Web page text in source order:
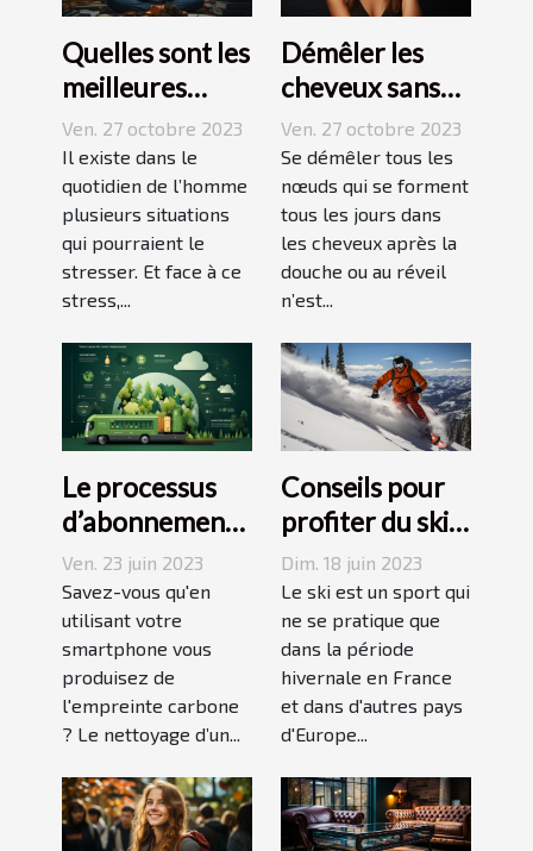
Quelles sont les
meilleures
techniques
pour vaincre le
stress ?
Ven. 27 octobre 2023
Il existe dans le
quotidien de l’homme
plusieurs situations
qui pourraient le
stresser. Et face à ce
stress,...
Démêler les
cheveux sans
difficulté et
sans douleur :
comment s’y
prendre ?
Ven. 27 octobre 2023
Se démêler tous les
nœuds qui se forment
tous les jours dans
les cheveux après la
douche ou au réveil
n’est...
Le processus
d’abonnement
et de réduction
de votre
empreinte
carbone avec
un forfait
mobile
Ven. 23 juin 2023
Savez-vous qu'en
utilisant votre
smartphone vous
produisez de
l'empreinte carbone
? Le nettoyage d’un...
Conseils pour
profiter du ski
en juin, juillet,
août ou
septembre
Dim. 18 juin 2023
Le ski est un sport qui
ne se pratique que
dans la période
hivernale en France
et dans d'autres pays
d'Europe...